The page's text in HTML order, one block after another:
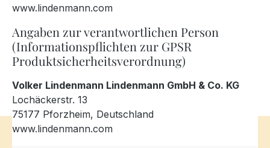
www.lindenmann.com
Angaben zur verantwortlichen Person
(Informationspflichten zur GPSR
Produktsicherheitsverordnung)
Volker Lindenmann Lindenmann GmbH & Co. KG
Lochäckerstr. 13
75177 Pforzheim, Deutschland
www.lindenmann.com